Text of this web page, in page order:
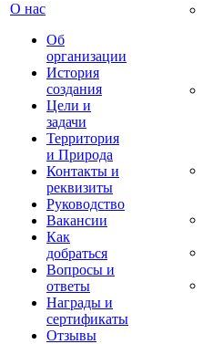
О нас
Об
организации
История
создания
Цели и
задачи
Территория
и Природа
Контакты и
реквизиты
Руководство
Вакансии
Как
добраться
Вопросы и
ответы
Награды и
сертификаты
Отзывы